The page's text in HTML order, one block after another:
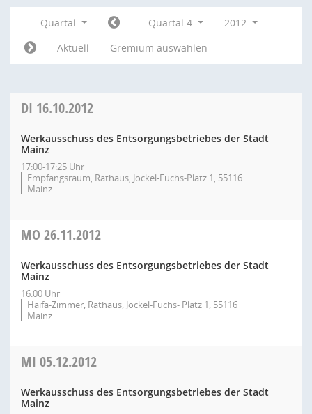
Quartal Quartal 4
2012
Aktuell
Gremium auswählen
DI 16.10.2012
Werkausschuss des Entsorgungsbetriebes der Stadt
Mainz
17:00-17:25 Uhr
Empfangsraum, Rathaus, Jockel-Fuchs-Platz 1, 55116
Mainz
MO 26.11.2012
Werkausschuss des Entsorgungsbetriebes der Stadt
Mainz
16:00 Uhr
Haifa-Zimmer, Rathaus, Jockel-Fuchs- Platz 1, 55116
Mainz
MI 05.12.2012
Werkausschuss des Entsorgungsbetriebes der Stadt
Mainz